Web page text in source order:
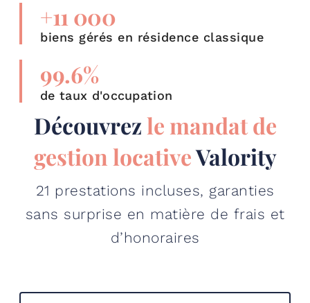
biens gérés en résidence classique
+11 000
de taux d'occupation
99.6%
Découvrezle mandat de
gestion locativeValority
21 prestations incluses, garanties
sans surprise en matière de frais et
d’honoraires